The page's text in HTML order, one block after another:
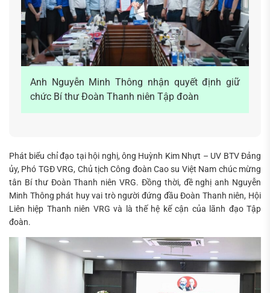
Anh Nguyễn Minh Thông nhận quyết định giữ
chức Bí thư Đoàn Thanh niên Tập đoàn
Phát biểu chỉ đạo tại hội nghị, ông Huỳnh Kim Nhựt – UV BTV Đảng
ủy, Phó TGĐ VRG, Chủ tịch Công đoàn Cao su Việt Nam chúc mừng
tân Bí thư Đoàn Thanh niên VRG. Đồng thời, đề nghị anh Nguyễn
Minh Thông phát huy vai trò người đứng đầu Đoàn Thanh niên, Hội
Liên hiệp Thanh niên VRG và là thế hệ kế cận của lãnh đạo Tập
đoàn.